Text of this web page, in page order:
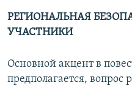
РЕГИОНАЛЬНАЯ
УЧАСТНИКИ
Основной акцент в
предполагается, вопрос